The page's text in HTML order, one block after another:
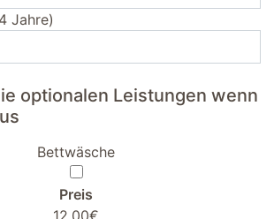
Jahre)
optionalen Leistungen wenn
Bettwäsche
Preis
12,00€